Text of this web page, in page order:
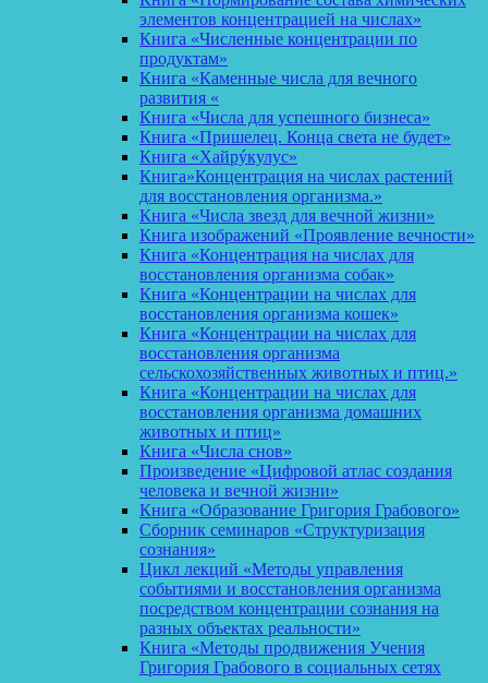
элементов концентрацией на числах»
Книга «Численные концентрации по
продуктам»
Книга «Каменные числа для вечного
развития «
Книга «Числа для успешного бизнеса»
Книга «Пришелец. Конца света не будет»
Книга «Хайрýкулус»
Книга»Концентрация на числах растений
для восстановления организма.»
Книга «Числа звезд для вечной жизни»
Книга изображений «Проявление вечности»
Книга «Концентрация на числах для
восстановления организма собак»
Книга «Концентрации на числах для
восстановления организма кошек»
Книга «Концентрации на числах для
восстановления организма
сельскохозяйственных животных и птиц.»
Книга «Концентрации на числах для
восстановления организма домашних
животных и птиц»
Книга «Числа снов»
Произведение «Цифровой атлас создания
человека и вечной жизни»
Книга «Образование Григория Грабового»
Сборник семинаров «Структуризация
сознания»
Цикл лекций «Методы управления
событиями и восстановления организма
посредством концентрации сознания на
разных объектах реальности»
Книга «Методы продвижения Учения
Григория Грабового в социальных сетях